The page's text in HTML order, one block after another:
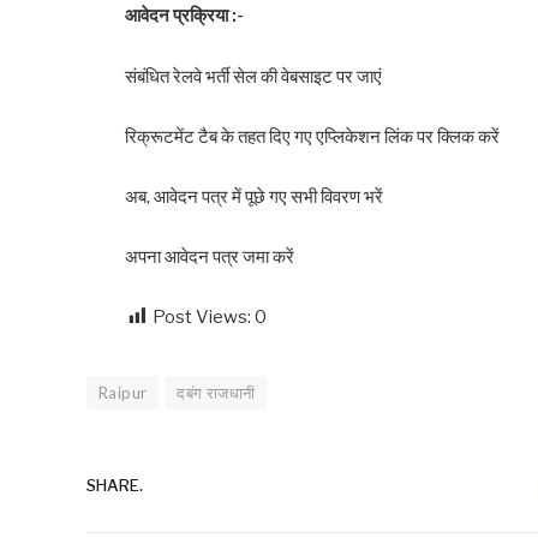
आवेदन प्रक्रिया :-
संबंधित रेलवे भर्ती सेल की वेबसाइट पर जाएं
रिक्रूटमेंट टैब के तहत दिए गए एप्लिकेशन लिंक पर क्लिक करें
अब, आवेदन पत्र में पूछे गए सभी विवरण भरें
अपना आवेदन पत्र जमा करें
Post Views: 0
Raipur दबंग राजधानी
SHARE.